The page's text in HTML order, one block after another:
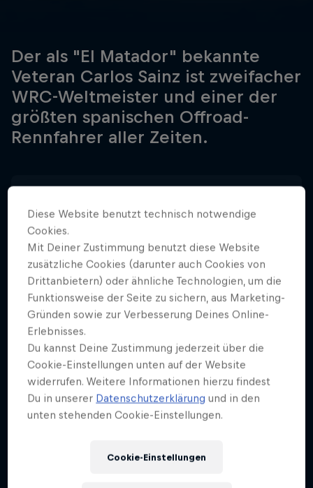
Der als "El Matador" bekannte
Veteran Carlos Sainz ist zweifacher
WRC-Weltmeister und einer der
größten spanischen Offroad-
Rennfahrer aller Zeiten.
12 April 1962
Madrid
Alter
64
Spanien
Karriere Start
1980
Disziplinen
Rally Raid Car
Diese Website benutzt technisch notwendige
Cookies.
Mit Deiner Zustimmung benutzt diese Website
zusätzliche Cookies (darunter auch Cookies von
Drittanbietern) oder ähnliche Technologien, um die
Funktionsweise der Seite zu sichern, aus Marketing-
Gründen sowie zur Verbesserung Deines Online-
Erlebnisses.
Du kannst Deine Zustimmung jederzeit über die
Cookie-Einstellungen unten auf der Website
widerrufen. Weitere Informationen hierzu findest
Du in unserer Datenschutzerklärung und in den
unten stehenden Cookie-Einstellungen.
Cookie-Einstellungen